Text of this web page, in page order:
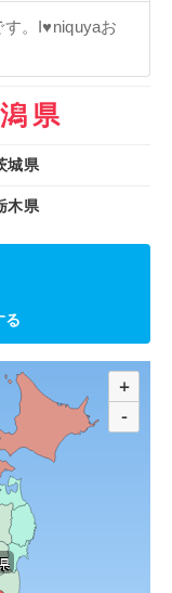
。I♥niquyaお
県
城県
木県
る
+
-